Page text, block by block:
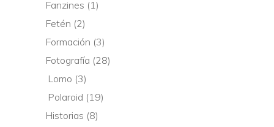
Fanzines (1)
Fetén (2)
Formación (3)
Fotografía (28)
Lomo (3)
Polaroid (19)
Historias (8)